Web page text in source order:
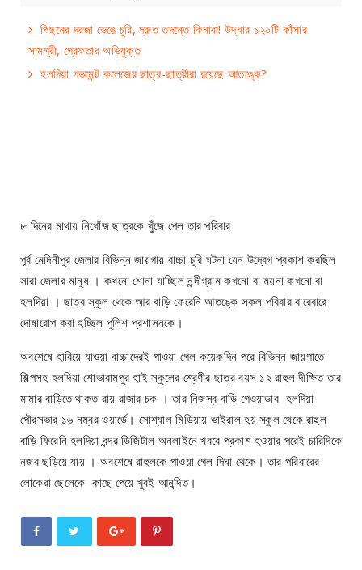
পিছনের দরজা ভেঙে চুরি, দ্রুত তদন্তে কিনারা! উদ্ধার ১২০টি কাঁসার
সামগ্রী, গ্রেফতার অভিযুক্ত
হলদিয়া গভমেন্ট কলেজের ছাত্র-ছাত্রীরা রয়েছে আতঙ্কে?
৮ দিনের মাথায় নিখোঁজ ছাত্রকে খুঁজে পেল তার পরিবার
পূর্ব মেদিনীপুর জেলার বিভিন্ন জায়গায় বাচ্চা চুরি ঘটনা যেন উদ্বেগ প্রকাশ করছিল
সারা জেলার মানুষ । কখনো শোনা যাচ্ছিল নন্দীগ্রাম কখনো বা ময়না কখনো বা
হলদিয়া । ছাত্র স্কুল থেকে আর বাড়ি ফেরেনি আতঙ্কে সকল পরিবার বারেবারে
দোষারোপ করা হচ্ছিল পুলিশ প্রশাসনকে।
অবশেষে হারিয়ে যাওয়া বাচ্চাদেরই পাওয়া গেল কয়েকদিন পরে বিভিন্ন জায়গাতে
শিল্পসহ হলদিয়া শোভারামপুর হাই স্কুলের শ্রেণীর ছাত্র বয়স ১২ রাহুল দীক্ষিত তার
মামার বাড়িতে থাকত রায় রাজার চক । তার নিজস্ব বাড়ি গেওয়াডাব হলদিয়া
পৌরসভার ১৬ নম্বর ওয়ার্ডে। সোশ্যাল মিডিয়ায় ভাইরাল হয় স্কুল থেকে রাহুল
বাড়ি ফিরেনি হলদিয়া বন্দর ডিজিটাল অনলাইনে খবরে প্রকাশ হওয়ার পরেই চারিদিকে
নজর ছড়িয়ে যায় । অবশেষে রাহুলকে পাওয়া গেল দিঘা থেকে। তার পরিবারের
লোকেরা ছেলেকে কাছে পেয়ে খুবই আনন্দিত।